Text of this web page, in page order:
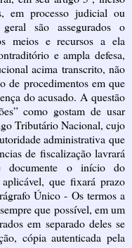
em processo judicial ou
são assegurados o
meios e recursos a ela
e ampla defesa,
acima transcrito, não
de procedimentos em que
do acusado. A questão
como gostam de usar
Tributário Nacional, cujo
administrativa que
de fiscalização lavrará
documente o início do
que fixará prazo
Único - Os termos a
que possível, em um
em separado deles se
cópia autenticada pela